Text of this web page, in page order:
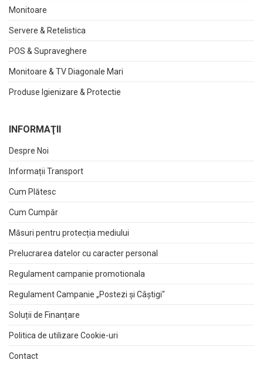
Monitoare
Servere & Retelistica
POS & Supraveghere
Monitoare & TV Diagonale Mari
Produse Igienizare & Protectie
INFORMAŢII
Despre Noi
Informații Transport
Cum Plătesc
Cum Cumpăr
Măsuri pentru protecția mediului
Prelucrarea datelor cu caracter personal
Regulament campanie promotionala
Regulament Campanie „Postezi și Câștigi"
Soluții de Finanțare
Politica de utilizare Cookie-uri
Contact